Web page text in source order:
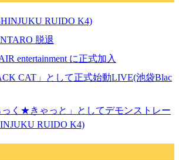
RUIDO K4)
脱退
entertainment に正式加入
CAT」として正式始動LIVE(池袋Blac
っく★きゃっと」としてデモンストレー
RUIDO K4)